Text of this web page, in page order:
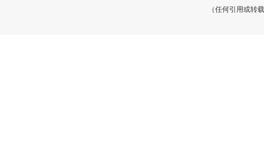
（任何引用或转